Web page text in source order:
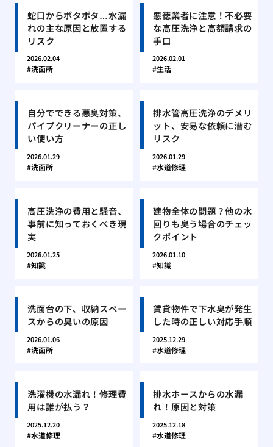
蛇口からポタポタ…水漏
れの主な原因と放置する
リスク
2026.02.04
洗面所
悪徳業者に注意！不必要
な高圧洗浄と高額請求の
手口
2026.02.01
生活
自分でできる悪臭対策、
パイプクリーナーの正し
い使い方
2026.01.29
洗面所
排水管高圧洗浄のデメリ
ット、安易な依頼に潜む
リスク
2026.01.29
水道修理
高圧洗浄の費用と騒音、
事前に知っておくべき現
実
2026.01.25
知識
建物全体の問題？他の水
回りも臭う場合のチェッ
クポイント
2026.01.10
知識
洗面台の下、収納スペー
スからの臭いの原因
2026.01.06
洗面所
賃貸物件で下水臭が発生
した時の正しい対応手順
2025.12.29
水道修理
洗濯機の水漏れ！修理費
用は誰が払う？
2025.12.20
水道修理
排水ホースからの水漏
れ！原因と対策
2025.12.18
水道修理